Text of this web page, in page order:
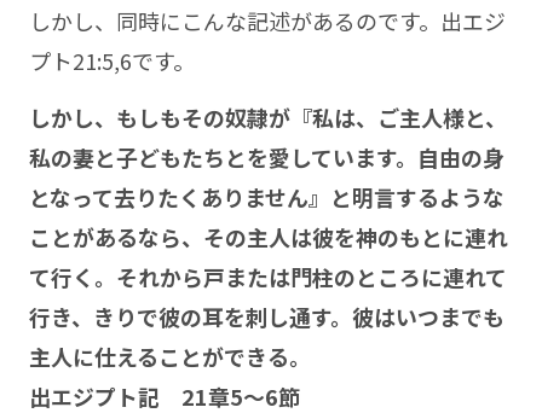
しかし、同時にこんな記述があるのです。出エジ
プト21:5,6です。
しかし、もしもその奴隷が『私は、ご主人様と、
私の妻と子どもたちとを愛しています。自由の身
となって去りたくありません』と明言するような
ことがあるなら、その主人は彼を神のもとに連れ
て行く。それから戸または門柱のところに連れて
行き、きりで彼の耳を刺し通す。彼はいつまでも
主人に仕えることができる。
出エジプト記 21章5～6節